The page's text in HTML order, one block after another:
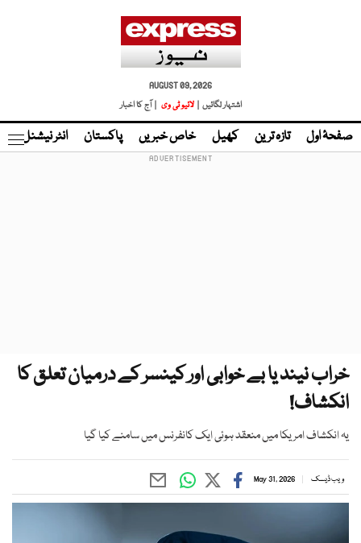
AUGUST 09, 2026
اشتہار لگائیں |
لائیو ٹی وی | آج کا اخبار
صفحۂ اول تازہ ترین کھیل خاص خبریں پاکستان انٹر نیشنل
خراب نیند یا بے خوابی اور کینسر کے درمیان تعلق کا
انکشاف!
یہ انکشاف امریکا میں منعقد ہوئی ایک کانفرنس میں سامنے کیا گیا
ویب ڈیسک May 31, 2026